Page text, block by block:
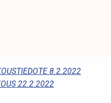
8.2.2022
22.2.2022